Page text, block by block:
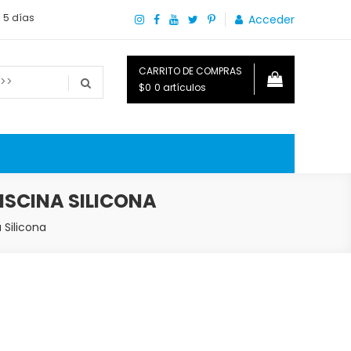
5 días Acceder
CARRITO DE COMPRAS
$0 0 artículos
SILICONA
Silicona